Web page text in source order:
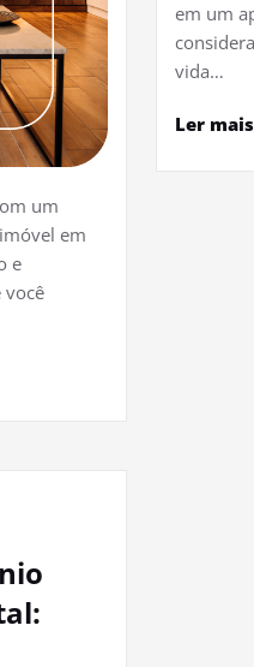
um
em
e
você
em um
vida…
Ler mais